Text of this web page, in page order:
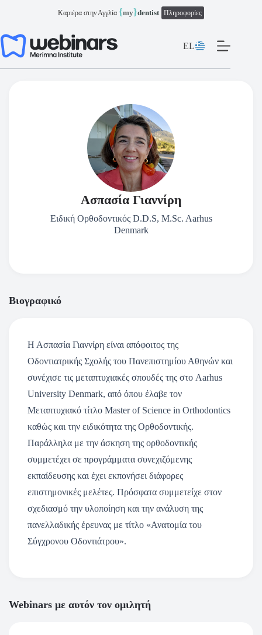
Καριέρα στην Αγγλία {my}dentist Πληροφορίες
EL
Ασπασία Γιαννίρη
Ειδική Ορθοδοντικός D.D.S, M.Sc. Aarhus
Denmark
Βιογραφικό
Η Ασπασία Γιαννίρη είναι απόφοιτος της
Οδοντιατρικής Σχολής του Πανεπιστημίου Αθηνών και
συνέχισε τις μεταπτυχιακές σπουδές της στο Aarhus
University Denmark, από όπου έλαβε τον
Μεταπτυχιακό τίτλο Master of Science in Orthodontics
καθώς και την ειδικότητα της Ορθοδοντικής.
Παράλληλα με την άσκηση της ορθοδοντικής
συμμετέχει σε προγράμματα συνεχιζόμενης
εκπαίδευσης και έχει εκπονήσει διάφορες
επιστημονικές μελέτες. Πρόσφατα συμμετείχε στον
σχεδιασμό την υλοποίηση και την ανάλυση της
πανελλαδικής έρευνας με τίτλο «Ανατομία του
Σύγχρονου Οδοντιάτρου».
Webinars με αυτόν τον ομιλητή